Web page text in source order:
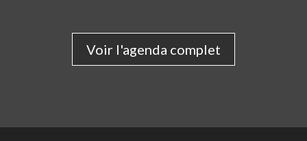
Voir l'agenda complet